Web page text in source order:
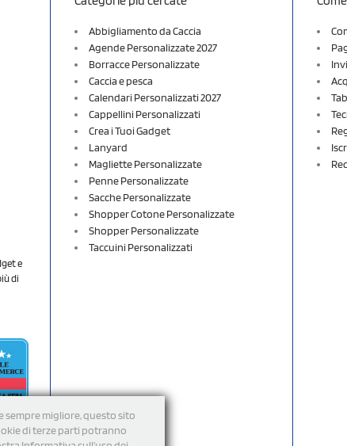
sempre migliore, questo sito
di terze parti potranno
e
di
Abbigliamento da Caccia
Agende Personalizzate 2027
Borracce Personalizzate
Caccia e pesca
Calendari Personalizzati 2027
Cappellini Personalizzati
Crea i Tuoi Gadget
Lanyard
Magliette Personalizzate
Penne Personalizzate
Sacche Personalizzate
Shopper Cotone Personalizzate
Shopper Personalizzate
Taccuini Personalizzati